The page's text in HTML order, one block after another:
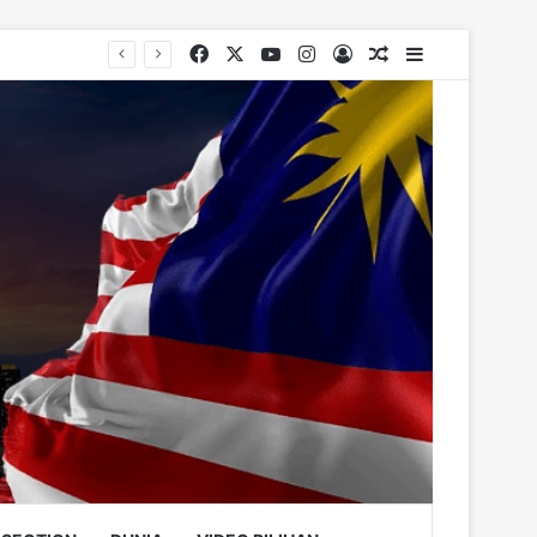
Facebook YouTubeInstagram
Log InRandom Article